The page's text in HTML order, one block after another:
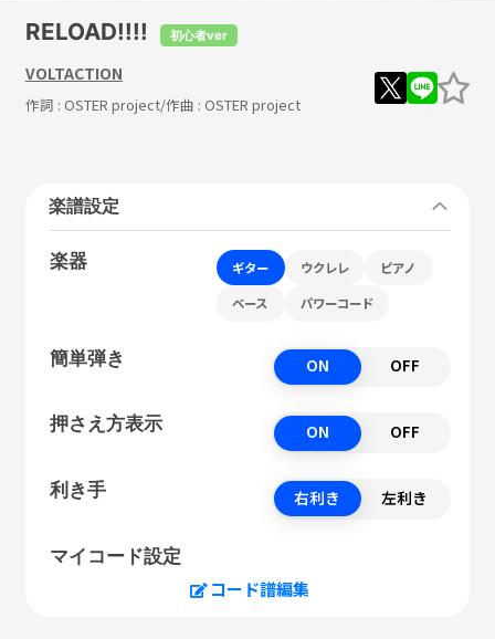
RELOAD!!!! 初心者ver
VOLTACTION
作詞 : OSTER project/作曲 : OSTER project
楽譜設定
楽器 ギター ウクレレ ピアノ
ベース パワーコード
簡単弾き ON OFF
押さえ方表示 ON OFF
利き手 右利き 左利き
マイコード設定
コード譜編集